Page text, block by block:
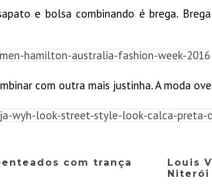
e bolsa combinando é brega.
com outra mais justinha. A moda
com trança
Louis
Niterói